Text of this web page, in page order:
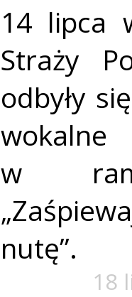
14 lipca
Straży
odbyły
w
nutę”.
18